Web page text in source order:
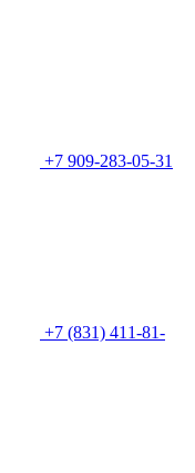
+7 909-283-05-31
+7 (831) 411-81-